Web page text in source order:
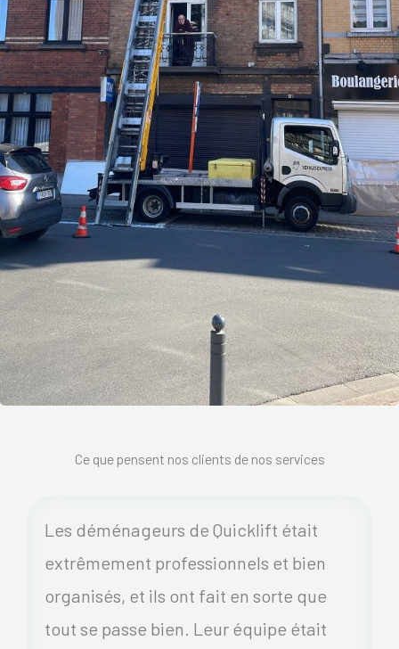
Ce que pensent nos clients de nos services
Les déménageurs de Quicklift était
extrêmement professionnels et bien
organisés, et ils ont fait en sorte que
tout se passe bien. Leur équipe était